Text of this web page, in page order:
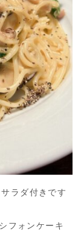
ラダ付きです
フォンケーキ